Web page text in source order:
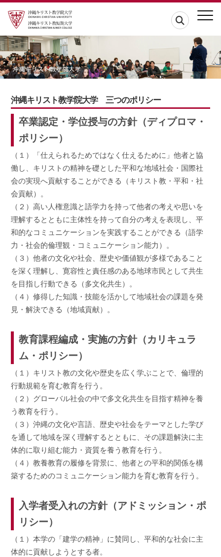
沖縄キリスト教学院大学 三つのポリシー
卒業認定・学位授与の方針（ディプロマ・
ポリシー）
（１）「仕えられるためではなく仕えるために」他者と協
働し、キリストの精神を礎とした平和な地域社会・国際社
会の実現へ貢献することができる（キリスト教・平和・社
会貢献）。
（２）高い人権意識と語学力を持って他者の考えや思いを
理解するとともに主体性を持って自分の考えを表現し、平
和的なコミュニケーションを実践することができる（語学
力・社会的倫理観・コミュニケーション能力）。
（３）他者の文化や社会、歴史や価値観が多様であること
を深く理解し、寛容性と責任感のある地球市民として共生
を目指し行動できる（多文化共生）。
（４）修得した知識・技能を活かして地域社会の課題を発
見・解決できる（地域貢献）。
教育課程編成・実施の方針（カリキュラ
ム・ポリシー）
（１）キリスト教の文化や歴史を広く学ぶことで、倫理的
行動規範を育む教育を行う。
（２）グローバル社会の中で多文化共生を目指す精神を養
う教育を行う。
（３）沖縄の文化や言語、歴史や社会をテーマとした学び
を通して地域を深く理解するとともに、その課題解決に主
体的に取り組む能力・資質を養う教育を行う。
（４）教養教育の履修を背景に、他者との平和的関係を構
築するためのコミュニケーション能力を育む教育を行う。
入学者受入れの方針（アドミッション・ポ
リシー）
（１）本学の「建学の精神」に賛同し、平和的な社会に主
体的に貢献しようとする者。